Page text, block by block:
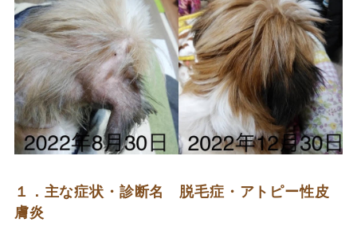
１．主な症状・診断名 脱毛症・アトピー性皮
膚炎